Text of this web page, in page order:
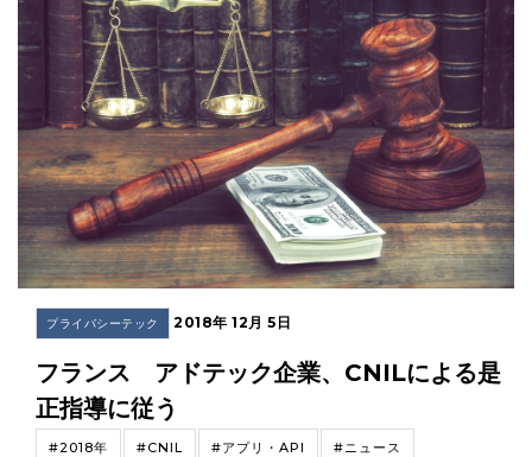
プライバシーテック 2018年 12月 5日
フランス アドテック企業、CNILによる是
正指導に従う
#2018年 #CNIL #アプリ・API #ニュース